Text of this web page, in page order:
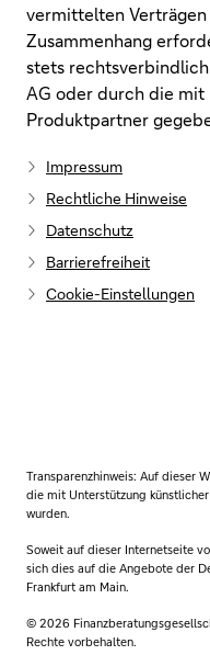
vermittelten Verträgen
Zusammenhang
stets
AG oder durch die
Produktpartner
Impressum
Rechtliche Hinweise
Datenschutz
Barrierefreiheit
Cookie-Einstellungen
Transparenzhinweis: Auf dieser
die mit Unterstützung
wurden.
Soweit auf dieser Internetseite
sich dies auf die Angebote der
Frankfurt am Main.
© 2026
Rechte vorbehalten.